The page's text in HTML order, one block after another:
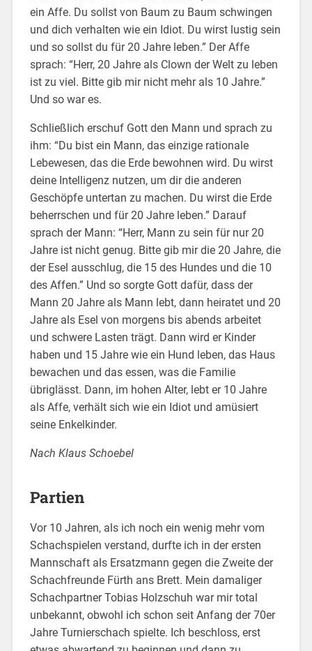
ein Affe. Du sollst von Baum zu Baum schwingen
und dich verhalten wie ein Idiot. Du wirst lustig sein
und so sollst du für 20 Jahre leben.” Der Affe
sprach: “Herr, 20 Jahre als Clown der Welt zu leben
ist zu viel. Bitte gib mir nicht mehr als 10 Jahre.”
Und so war es.
Schließlich erschuf Gott den Mann und sprach zu
ihm: “Du bist ein Mann, das einzige rationale
Lebewesen, das die Erde bewohnen wird. Du wirst
deine Intelligenz nutzen, um dir die anderen
Geschöpfe untertan zu machen. Du wirst die Erde
beherrschen und für 20 Jahre leben.” Darauf
sprach der Mann: “Herr, Mann zu sein für nur 20
Jahre ist nicht genug. Bitte gib mir die 20 Jahre, die
der Esel ausschlug, die 15 des Hundes und die 10
des Affen.” Und so sorgte Gott dafür, dass der
Mann 20 Jahre als Mann lebt, dann heiratet und 20
Jahre als Esel von morgens bis abends arbeitet
und schwere Lasten trägt. Dann wird er Kinder
haben und 15 Jahre wie ein Hund leben, das Haus
bewachen und das essen, was die Familie
übriglässt. Dann, im hohen Alter, lebt er 10 Jahre
als Affe, verhält sich wie ein Idiot und amüsiert
seine Enkelkinder.
Nach Klaus Schoebel
Partien
Vor 10 Jahren, als ich noch ein wenig mehr vom
Schachspielen verstand, durfte ich in der ersten
Mannschaft als Ersatzmann gegen die Zweite der
Schachfreunde Fürth ans Brett. Mein damaliger
Schachpartner Tobias Holzschuh war mir total
unbekannt, obwohl ich schon seit Anfang der 70er
Jahre Turnierschach spielte. Ich beschloss, erst